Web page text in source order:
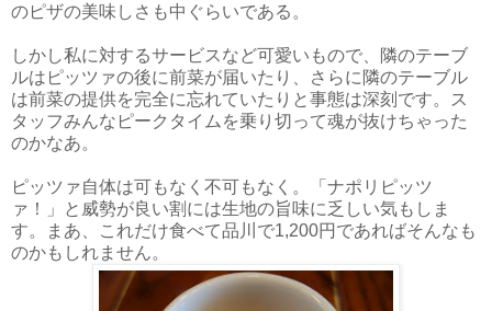
のピザの美味しさも中ぐらいである。
しかし私に対するサービスなど可愛いもので、隣のテーブ
ルはピッツァの後に前菜が届いたり、さらに隣のテーブル
は前菜の提供を完全に忘れていたりと事態は深刻です。ス
タッフみんなピークタイムを乗り切って魂が抜けちゃった
のかなあ。
ピッツァ自体は可もなく不可もなく。「ナポリピッツ
ァ！」と威勢が良い割には生地の旨味に乏しい気もしま
す。まあ、これだけ食べて品川で1,200円であればそんなも
のかもしれません。